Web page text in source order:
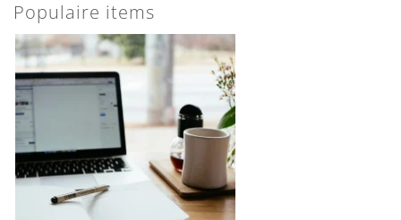
Populaire items